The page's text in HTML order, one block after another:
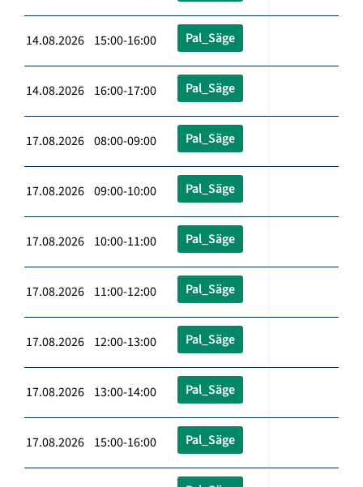
14.08.2026 15:00-16:00 Pal_Säge
14.08.2026 16:00-17:00 Pal_Säge
17.08.2026 08:00-09:00 Pal_Säge
17.08.2026 09:00-10:00 Pal_Säge
17.08.2026 10:00-11:00 Pal_Säge
17.08.2026 11:00-12:00 Pal_Säge
17.08.2026 12:00-13:00 Pal_Säge
17.08.2026 13:00-14:00 Pal_Säge
17.08.2026 15:00-16:00 Pal_Säge